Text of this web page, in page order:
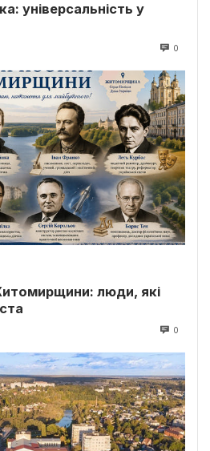
універсальність у
0
люди, які
0